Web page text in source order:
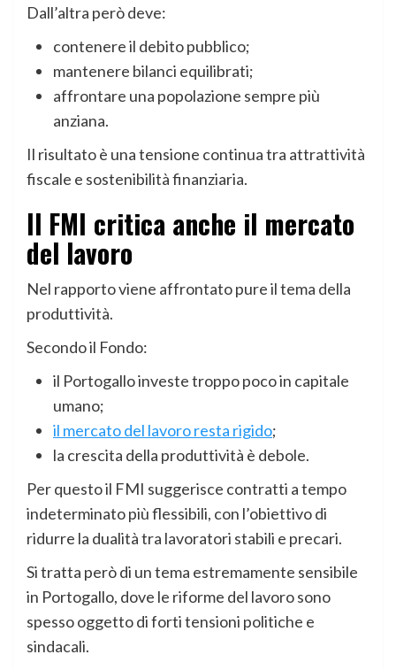
Dall’altra però deve:
contenere il debito pubblico;
mantenere bilanci equilibrati;
affrontare una popolazione sempre più
anziana.
Il risultato è una tensione continua tra attrattività
fiscale e sostenibilità finanziaria.
Il FMI critica anche il mercato
del lavoro
Nel rapporto viene affrontato pure il tema della
produttività.
Secondo il Fondo:
il Portogallo investe troppo poco in capitale
umano;
il mercato del lavoro resta rigido;
la crescita della produttività è debole.
Per questo il FMI suggerisce contratti a tempo
indeterminato più flessibili, con l’obiettivo di
ridurre la dualità tra lavoratori stabili e precari.
Si tratta però di un tema estremamente sensibile
in Portogallo, dove le riforme del lavoro sono
spesso oggetto di forti tensioni politiche e
sindacali.